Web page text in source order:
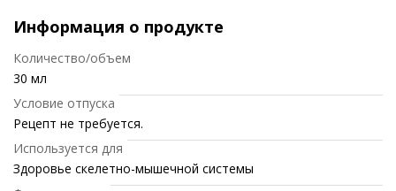
Информация о продукте
Количество/объем
30 мл
Условие отпуска
Рецепт не требуется.
Используется для
Здоровье скелетно-мышечной системы